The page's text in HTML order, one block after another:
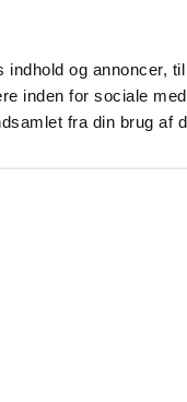
og annoncer,
inden for sociale
fra din brug af